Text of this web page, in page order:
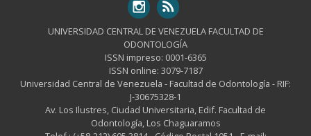
UNIVERSIDAD CENTRAL DE VENEZUELA FACULTAD DE
ODONTOLOGÍA
ISSN impreso: 0001-6365
ISSN online: 3079-7187
Universidad Central de Venezuela - Facultad de Odontología - RIF:
J-30675328-1
Av. Los Ilustres, Ciudad Universitaria, Edif. Facultad de
Odontología, Los Chaguaramos